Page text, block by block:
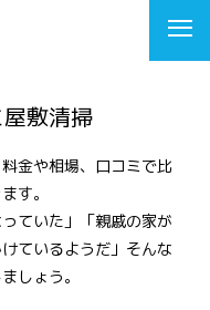
敷清掃
金や相場、口コミで比
す。
ていた」「親戚の家が
ているようだ」そんな
しょう。